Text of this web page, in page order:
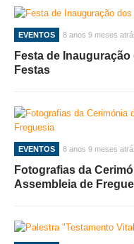
EVENTOS 8 anos 9 meses
Festa de
Festas
EVENTOS 8 anos 9 meses
Fotografias da
Assembleia de